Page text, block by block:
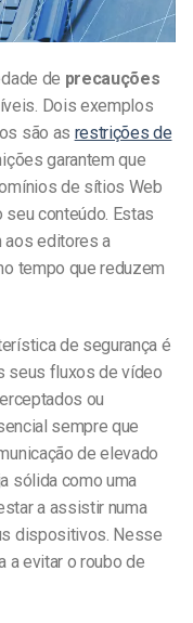
de precauções
Dois exemplos
são as restrições de
garantem que
de sítios Web
seu conteúdo. Estas
editores a
tempo que reduzem
de segurança é
seus fluxos de vídeo
ou
sempre que
de elevado
sólida como uma
a assistir numa
dispositivos. Nesse
a evitar o roubo de